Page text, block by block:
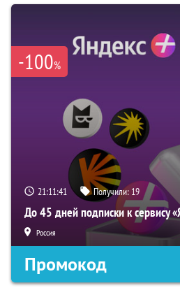
-100%
21:11:40 Получили: 19
До 45 дней подписки к сервису
Россия
Промокод